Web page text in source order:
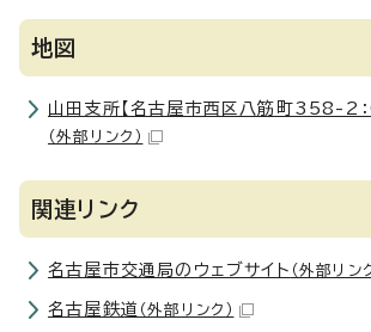
地図
山田支所【名古屋市西区八筋町358-2
（外部リンク）
関連リンク
名古屋市交通局のウェブサイト （外部リン
名古屋鉄道 （外部リンク）